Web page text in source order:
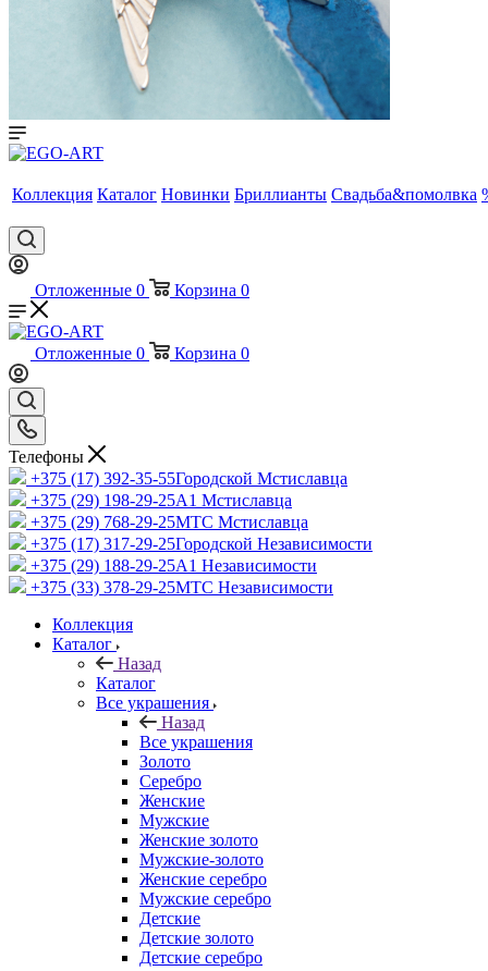
Коллекция Каталог Новинки Бриллианты Свадьба&помолвка
Отложенные 0 Корзина 0
Отложенные 0 Корзина 0
Телефоны
+375 (17) 392-35-55Городской Мстиславца
+375 (29) 198-29-25A1 Мстиславца
+375 (29) 768-29-25МТС Мстиславца
+375 (17) 317-29-25Городской Независимости
+375 (29) 188-29-25A1 Независимости
+375 (33) 378-29-25МТС Независимости
Коллекция
Каталог
Назад
Каталог
Все украшения
Назад
Все украшения
Золото
Серебро
Женские
Мужские
Женские золото
Мужские-золото
Женские серебро
Мужские серебро
Детские
Детские золото
Детские серебро